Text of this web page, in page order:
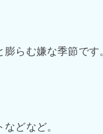
らむ嫌な季節です。
どなど。